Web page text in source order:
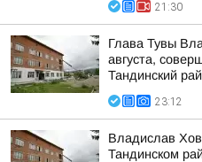
21:30
Глава Тувы
августа,
Тандинский
23:12
Владислав
Тандинском